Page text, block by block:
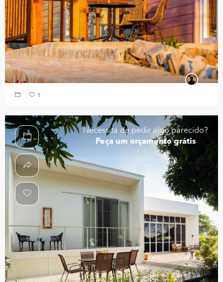
1
Necessita de pedir algo parecido?
Peça um orçamento grátis